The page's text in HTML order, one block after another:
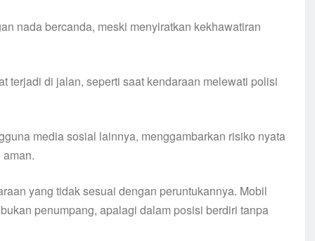
nada bercanda, meski menyiratkan kekhawatiran
terjadi di jalan, seperti saat kendaraan melewati polisi
media sosial lainnya, menggambarkan risiko nyata
yang tidak sesuai dengan peruntukannya. Mobil
penumpang, apalagi dalam posisi berdiri tanpa